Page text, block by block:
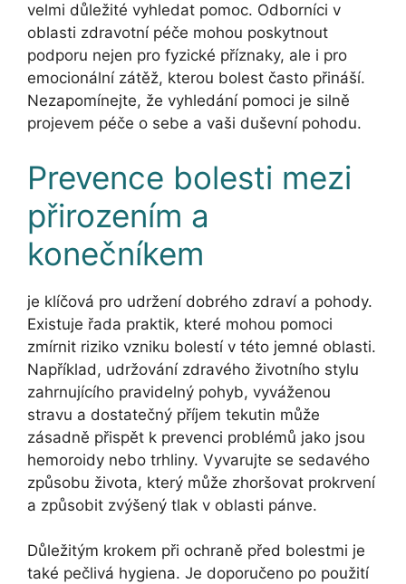
velmi důležité vyhledat pomoc. Odborníci v
oblasti zdravotní péče mohou poskytnout
podporu nejen pro fyzické příznaky, ale i pro
emocionální zátěž, kterou bolest často přináší.
Nezapomínejte, že vyhledání pomoci je silně
projevem péče o sebe a vaši duševní pohodu.
Prevence bolesti mezi
přirozením a
konečníkem
je klíčová pro udržení dobrého zdraví a pohody.
Existuje řada praktik, které mohou pomoci
zmírnit riziko vzniku bolestí v této jemné oblasti.
Například, udržování zdravého životního stylu
zahrnujícího pravidelný pohyb, vyváženou
stravu a dostatečný příjem tekutin může
zásadně přispět k prevenci problémů jako jsou
hemoroidy nebo trhliny. Vyvarujte se sedavého
způsobu života, který může zhoršovat prokrvení
a způsobit zvýšený tlak v oblasti pánve.
Důležitým krokem při ochraně před bolestmi je
také pečlivá hygiena. Je doporučeno po použití